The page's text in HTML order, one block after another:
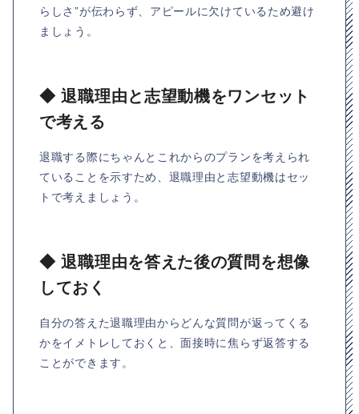
らしさ”が伝わらず、アピールに欠けているため避け
ましょう。
◆ 退職理由と志望動機をワンセット
で考える
退職する際にちゃんとこれからのプランを考えられ
ていることを示すため、退職理由と志望動機はセッ
トで考えましょう。
◆ 退職理由を答えた後の質問を想像
しておく
自分の答えた退職理由からどんな質問が返ってくる
かをイメトレしておくと、面接時に焦らず返答する
ことができます。